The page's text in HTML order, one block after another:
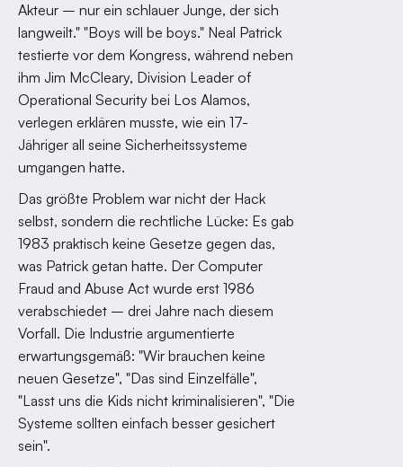
Akteur – nur ein schlauer Junge, der sich
langweilt." "Boys will be boys." Neal Patrick
testierte vor dem Kongress, während neben
ihm Jim McCleary, Division Leader of
Operational Security bei Los Alamos,
verlegen erklären musste, wie ein 17-
Jähriger all seine Sicherheitssysteme
umgangen hatte.
Das größte Problem war nicht der Hack
selbst, sondern die rechtliche Lücke: Es gab
1983 praktisch keine Gesetze gegen das,
was Patrick getan hatte. Der Computer
Fraud and Abuse Act wurde erst 1986
verabschiedet – drei Jahre nach diesem
Vorfall. Die Industrie argumentierte
erwartungsgemäß: "Wir brauchen keine
neuen Gesetze", "Das sind Einzelfälle",
"Lasst uns die Kids nicht kriminalisieren", "Die
Systeme sollten einfach besser gesichert
sein".